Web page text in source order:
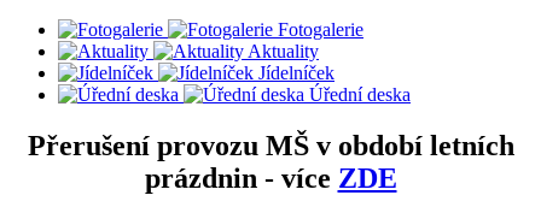
Fotogalerie
Aktuality
Jídelníček
Úřední deska
Přerušení provozu MŠ v období letních
prázdnin - více ZDE